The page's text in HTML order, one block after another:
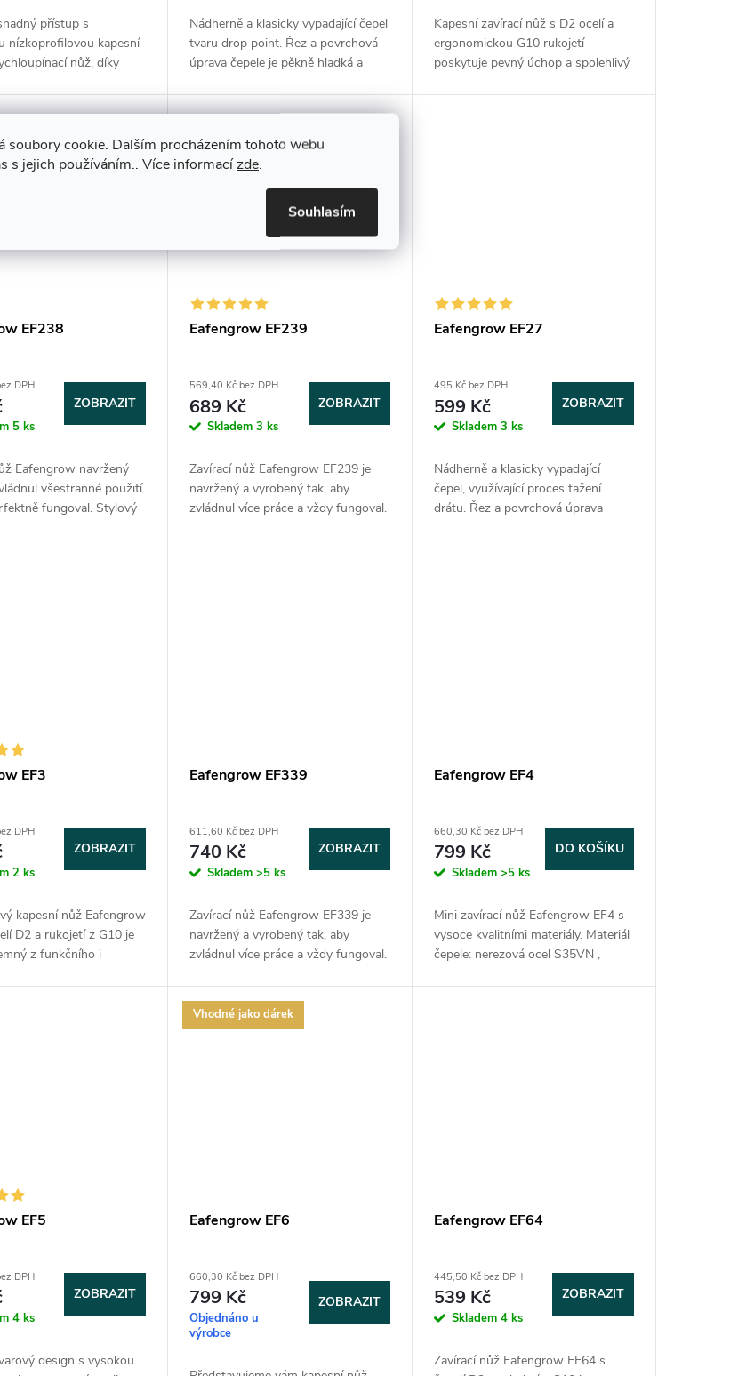
soubory cookie. Dalším procházením tohoto webu
s jejich používáním.. Více informacízde.
Souhlasím
přístup s
nízkoprofilovou kapesní
nůž, díky
Nádherně a klasicky vypadající čepel
tvaru drop point. Řez a povrchová
úprava čepele je pěkně hladká a
Kapesní zavírací nůž s D2 ocelí a
ergonomickou G10 rukojetí
poskytuje pevný úchop a spolehlivý
EF238
DPH
5 ks
ZOBRAZIT
Eafengrow navržený
všestranné použití
fungoval. Stylový
Eafengrow EF239
569,40 Kč bez DPH
689 Kč
Skladem3 ks
ZOBRAZIT
Zavírací nůž Eafengrow EF239 je
navržený a vyrobený tak, aby
zvládnul více práce a vždy fungoval.
Eafengrow EF27
495 Kč bez DPH
599 Kč
Skladem 3 ks
ZOBRAZIT
Nádherně a klasicky vypadající
čepel, využívající proces tažení
drátu. Řez a povrchová úprava
EF3
DPH
2 ks
ZOBRAZIT
kapesní nůž Eafengrow
D2 a rukojetí z G10 je
z funkčního i
Eafengrow EF339
611,60 Kč bez DPH
740 Kč
Skladem>5 ks
ZOBRAZIT
Zavírací nůž Eafengrow EF339 je
navržený a vyrobený tak, aby
zvládnul více práce a vždy fungoval.
zámek...
Eafengrow EF4
660,30 Kč bez DPH
799 Kč
Skladem >5 ks
DO KOŠÍKU
Mini zavírací nůž Eafengrow EF4 s
vysoce kvalitními materiály. Materiál
čepele: nerezová ocel S35VN ,
EF5
DPH
4 ks
ZOBRAZIT
design s vysokou
Vhodné jako dárek
Eafengrow EF6
660,30 Kč bez DPH
799 Kč
Objednáno u
výrobce
ZOBRAZIT
Eafengrow EF64
445,50 Kč bez DPH
539 Kč
Skladem 4 ks
ZOBRAZIT
Zavírací nůž Eafengrow EF64 s